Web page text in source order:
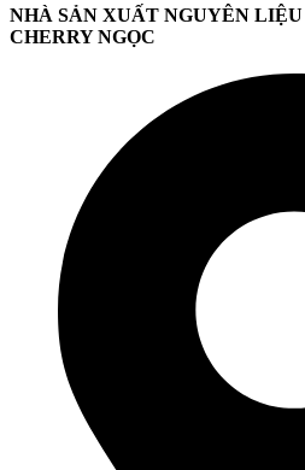
NHÀ SẢN XUẤT NGUYÊN LIỆU
CHERRY NGỌC